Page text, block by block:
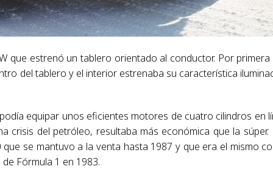
que estrenó un tablero orientado al conductor. Por primera
del tablero y el interior estrenaba su característica
equipar unos eficientes motores de cuatro cilindros en
crisis del petróleo, resultaba más económica que la súper.
se mantuvo a la venta hasta 1987 y que era el mismo
Fórmula 1 en 1983.